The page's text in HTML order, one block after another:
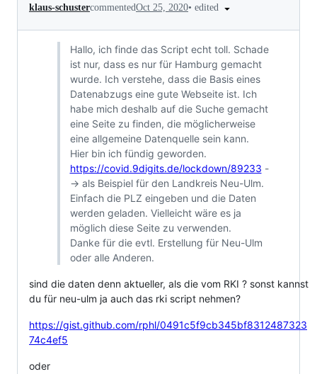
klaus-schustercommentedOct 25, 2020• edited
Hallo, ich finde das Script echt toll. Schade
ist nur, dass es nur für Hamburg gemacht
wurde. Ich verstehe, dass die Basis eines
Datenabzugs eine gute Webseite ist. Ich
habe mich deshalb auf die Suche gemacht
eine Seite zu finden, die möglicherweise
eine allgemeine Datenquelle sein kann.
Hier bin ich fündig geworden.
https://covid.9digits.de/lockdown/89233 -
-> als Beispiel für den Landkreis Neu-Ulm.
Einfach die PLZ eingeben und die Daten
werden geladen. Vielleicht wäre es ja
möglich diese Seite zu verwenden.
Danke für die evtl. Erstellung für Neu-Ulm
oder alle Anderen.
sind die daten denn aktueller, als die vom RKI ? sonst kannst
du für neu-ulm ja auch das rki script nehmen?
https://gist.github.com/rphl/0491c5f9cb345bf8312487323
74c4ef5
oder